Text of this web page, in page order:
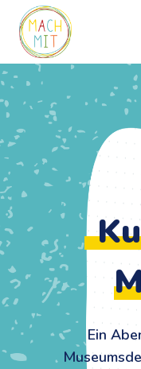
Zum
Inhalt
springen
Ein